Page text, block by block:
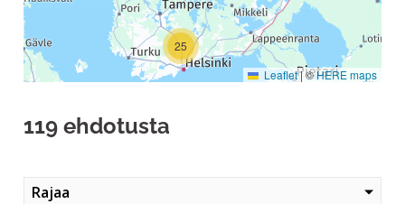
25
Leaflet|©HERE maps
119 ehdotusta
Rajaa